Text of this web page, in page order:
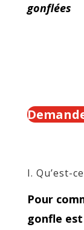
gonflées
I. Qu’est-
Pour
gonfle est